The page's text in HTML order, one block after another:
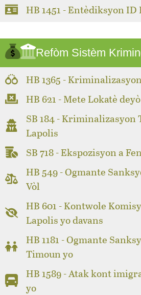
HB 1451 - Entèdiksyon
Refòm Sistèm
HB 1365 -
HB 621 - Mete Lokatè
SB 184 - Kriminalizasyon
Lapolis
SB 718 - Ekspozisyon a
HB 549 - Ogmante
Vòl
HB 601 - Kontwole
Lapolis yo davans
HB 1181 - Ogmante
Timoun yo
HB 1589 - Atak kont
yo